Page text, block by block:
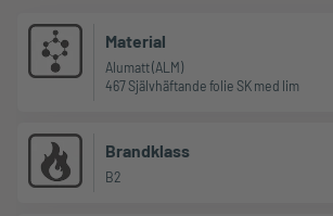
Material
Alumatt (ALM)
467 Självhäftande folie SK med lim
Brandklass
B2